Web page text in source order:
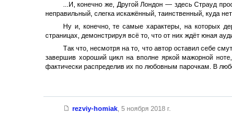
...И, конечно же, Другой Лондон — здесь Страуд
неправильный, слегка искажённый, таинственный, куда
Ну и, конечно, те самые характеры, на которых
страницах, демонстрируя всё то, что от них ждёт юная
Так что, несмотря на то, что автор оставил себе
завершив хороший цикл на вполне яркой мажорной
фактически распределив их по любовным парочкам. В
rezviy-homiak, 5 ноября 2018 г.